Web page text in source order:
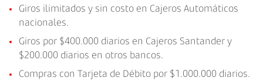
Giros ilimitados y sin costo en Cajeros Automáticos
nacionales.
Giros por $400.000 diarios en Cajeros Santander y
$200.000 diarios en otros bancos.
Compras con Tarjeta de Débito por $1.000.000 diarios.